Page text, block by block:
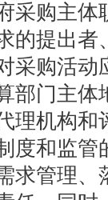
购主体
的提出者
采购活动
部门主体
理机构和
度和监管
求管理、